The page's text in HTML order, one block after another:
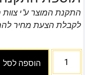
התקנת המוצר ע"י
לקבלת הצעת מחיר
הוספה לסל